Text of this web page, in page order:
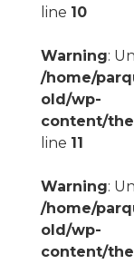
line 10
Warning:
/home/
old/wp-
content/
line 11
Warning:
/home/
old/wp-
content/